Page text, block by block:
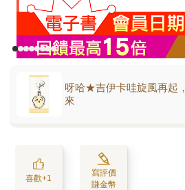
呀哈★吉伊卡哇旋風再起
來
喜歡+1
寫評價
賺金幣